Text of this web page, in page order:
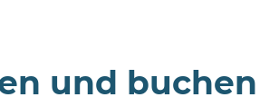
und buchen